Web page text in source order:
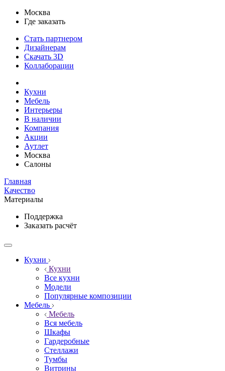
Москва
Где заказать
Стать партнером
Дизайнерам
Скачать 3D
Коллаборации
Кухни
Мебель
Интерьеры
В наличии
Компания
Акции
Аутлет
Москва
Салоны
Главная
Качество
Материалы
Поддержка
Заказать расчёт
Кухни
Кухни
Все кухни
Модели
Популярные композиции
Мебель
Мебель
Вся мебель
Шкафы
Гардеробные
Стеллажи
Тумбы
Витрины